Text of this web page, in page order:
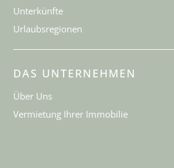
Unterkünfte
Urlaubsregionen
DAS UNTERNEHMEN
Über Uns
Vermietung Ihrer Immobilie